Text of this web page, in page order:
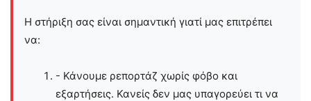
Η στήριξη σας είναι σημαντική γιατί μας επιτρέπει
να:
- Κάνουμε ρεπορτάζ χωρίς φόβο και
εξαρτήσεις. Κανείς δεν μας υπαγορεύει τι να